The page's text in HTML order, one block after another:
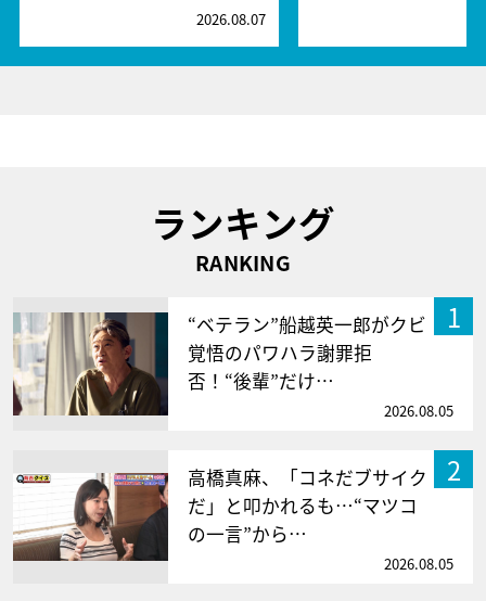
2026.08.07
ランキング
RANKING
1
“ベテラン”船越英一郎がクビ
覚悟のパワハラ謝罪拒
否！“後輩”だけ…
2026.08.05
2
高橋真麻、「コネだブサイク
だ」と叩かれるも…“マツコ
の一言”から…
2026.08.05